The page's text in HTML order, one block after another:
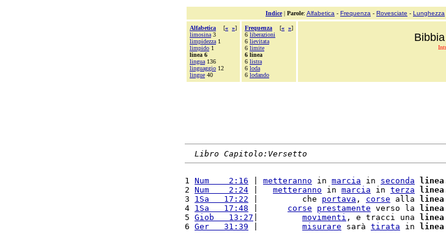
Indice| Parole: Alfabetica - Frequenza - Rovesciate - Lunghezza
Alfabetica [« »]
limosina 3
limpidezza 1
limpido 1
linea 6
lingua 136
linguaggio 12
lingue 40
Frequenza [« »]
6 liberazioni
6 lievitata
6 limite
6 linea
6 listra
6 loda
6 lodando
Libro Capitolo:Versetto
1 Num    2:16 metteranno in marcia in seconda linea
2 Num    2:24 metteranno in marcia in terza linea
3 1Sa   17:22 |         che portava , corse alla linea
4 1Sa   17:48 corse prestamente verso la linea
5 Giob   13:27 movimenti , e tracci una linea
6 Ger   31:39 misurare sarà tirata in linea